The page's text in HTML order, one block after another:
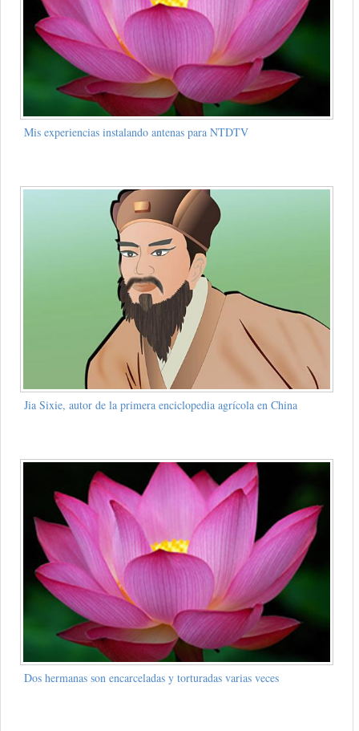
Mis experiencias instalando antenas para NTDTV
Jia Sixie, autor de la primera enciclopedia agrícola en China
Dos hermanas son encarceladas y torturadas varias veces